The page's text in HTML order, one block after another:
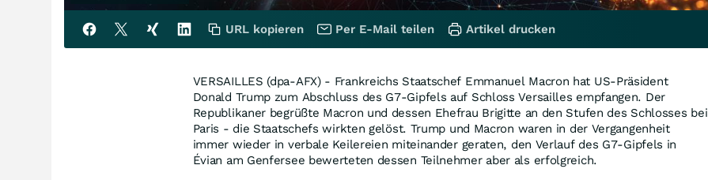
VERSAILLES (dpa-AFX) - Frankreichs Staatschef Emmanuel Macron hat US-Präsident
Donald Trump zum Abschluss des G7-Gipfels auf Schloss Versailles empfangen. Der
Republikaner begrüßte Macron und dessen Ehefrau Brigitte an den Stufen des Schlosses bei
Paris - die Staatschefs wirkten gelöst. Trump und Macron waren in der Vergangenheit
immer wieder in verbale Keilereien miteinander geraten, den Verlauf des G7-Gipfels in
Évian am Genfersee bewerteten dessen Teilnehmer aber als erfolgreich.
URL kopieren Per E-Mail teilen Artikel drucken